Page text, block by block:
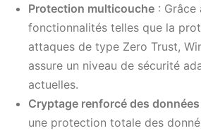
Protection multicouche : Grâce
fonctionnalités telles que la
attaques de type Zero Trust,
assure un niveau de sécurité
actuelles.
Cryptage renforcé des données
une protection totale des